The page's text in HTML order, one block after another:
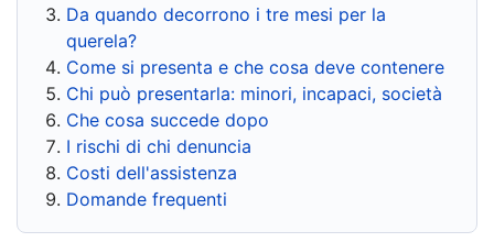
Da quando decorrono i tre mesi per la
querela?
Come si presenta e che cosa deve contenere
Chi può presentarla: minori, incapaci, società
Che cosa succede dopo
I rischi di chi denuncia
Costi dell'assistenza
Domande frequenti